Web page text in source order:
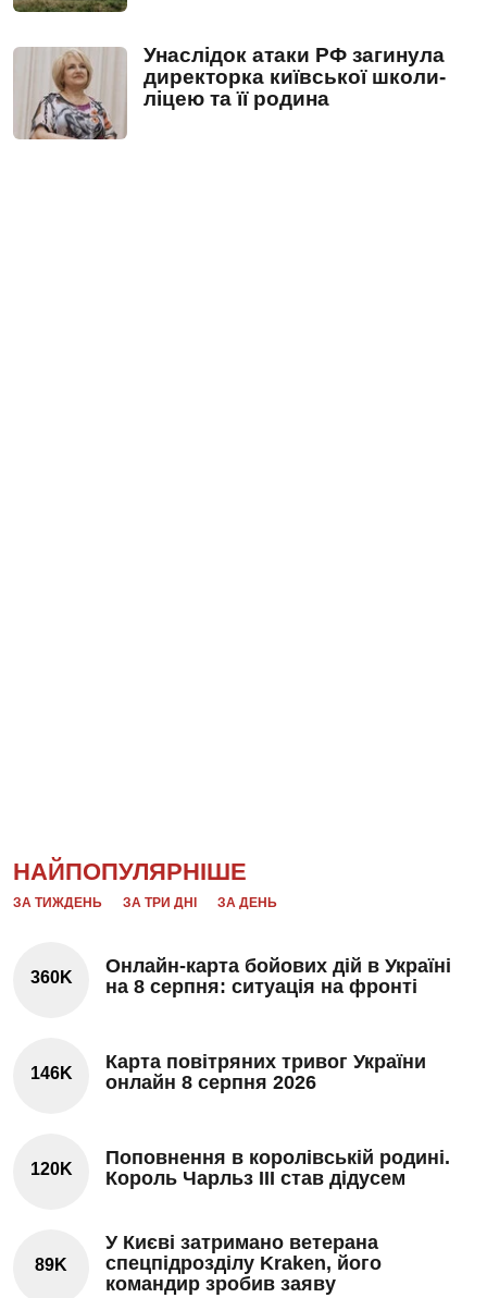
Унаслідок атаки РФ загинула
директорка київської школи-
ліцею та її родина
НАЙПОПУЛЯРНІШЕ
ЗА ТИЖДЕНЬ ЗА ТРИ ДНІ ЗА ДЕНЬ
360K
Онлайн-карта бойових дій в Україні
на 8 серпня: ситуація на фронті
146K
Карта повітряних тривог України
онлайн 8 серпня 2026
120K
Поповнення в королівській родині.
Король Чарльз III став дідусем
89K
У Києві затримано ветерана
спецпідрозділу Kraken, його
командир зробив заяву